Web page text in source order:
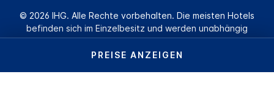
PREISE ANZEIGEN
© 2026 IHG. Alle Rechte vorbehalten. Die meisten Hotels
befinden sich im Einzelbesitz und werden unabhängig
voneinander geführt.